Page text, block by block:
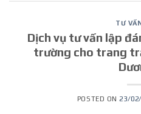
TƯ
Dịch vụ tư vấn lập
trường cho trang
POSTED ON 23/